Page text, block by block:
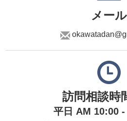
メール
訪問相談時
平日 AM 10:00